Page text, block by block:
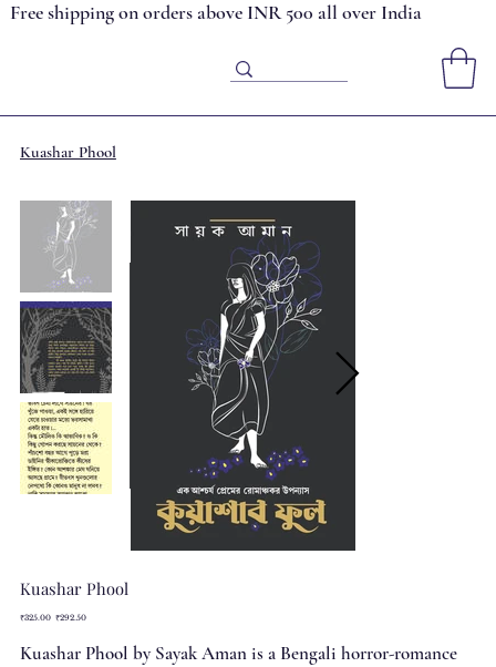
Free shipping on orders above INR 500 all over India
Kuashar Phool
Kuashar Phool
Original
₹325.00 Sale
₹292.50
Kuashar Phool by Sayak Aman is a Bengali horror-romance